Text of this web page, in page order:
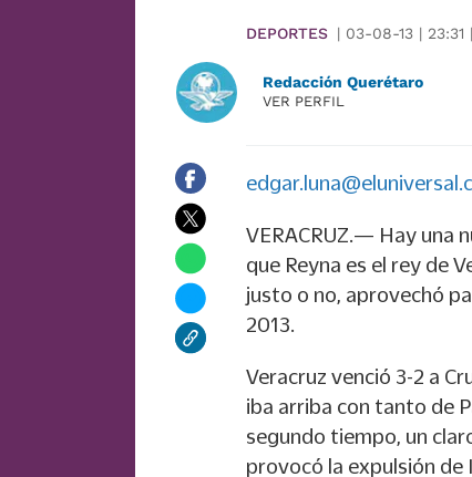
DEPORTES | 03-08-13 | 23:31 |
Redacción Querétaro
VER PERFIL
VERACRUZ.— Hay una
que Reyna es el rey de
justo o no, aprovechó
2013.
Veracruz venció 3-2 a
iba arriba con tanto de
segundo tiempo, un
provocó la expulsión de